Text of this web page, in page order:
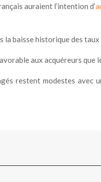
auraient l’intention d’
baisse historique des
aux acquéreurs que
restent modestes